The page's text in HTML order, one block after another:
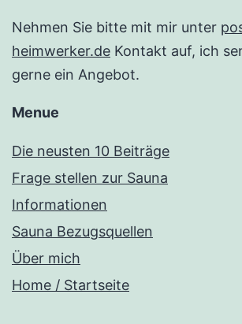
Nehmen Sie bitte mit mir unter
heimwerker.de Kontakt auf, ich
gerne ein Angebot.
Menue
Die neusten 10 Beiträge
Frage stellen zur Sauna
Informationen
Sauna Bezugsquellen
Über mich
Home / Startseite